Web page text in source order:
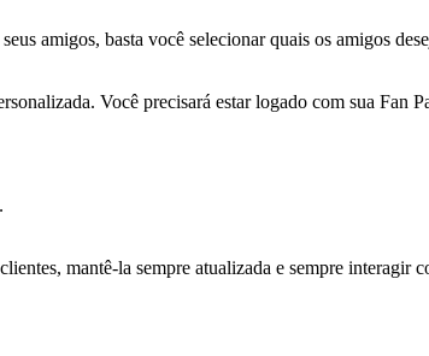
amigos, basta você selecionar quais os amigos
Você precisará estar logado com sua Fan
mantê-la sempre atualizada e sempre interagir